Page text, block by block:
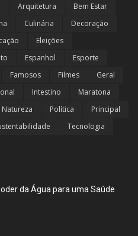
Arquitetura
Bem Estar
Culinária
Decoração
Eleições
Espanhol
Esporte
Famosos Filmes
Geral
Intestino
Maratona
Natureza Política
Principal
Tecnologia
da Água para uma Saúde